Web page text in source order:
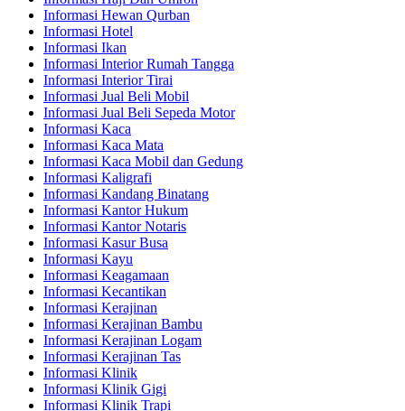
Informasi Hewan Qurban
Informasi Hotel
Informasi Ikan
Informasi Interior Rumah Tangga
Informasi Interior Tirai
Informasi Jual Beli Mobil
Informasi Jual Beli Sepeda Motor
Informasi Kaca
Informasi Kaca Mata
Informasi Kaca Mobil dan Gedung
Informasi Kaligrafi
Informasi Kandang Binatang
Informasi Kantor Hukum
Informasi Kantor Notaris
Informasi Kasur Busa
Informasi Kayu
Informasi Keagamaan
Informasi Kecantikan
Informasi Kerajinan
Informasi Kerajinan Bambu
Informasi Kerajinan Logam
Informasi Kerajinan Tas
Informasi Klinik
Informasi Klinik Gigi
Informasi Klinik Trapi